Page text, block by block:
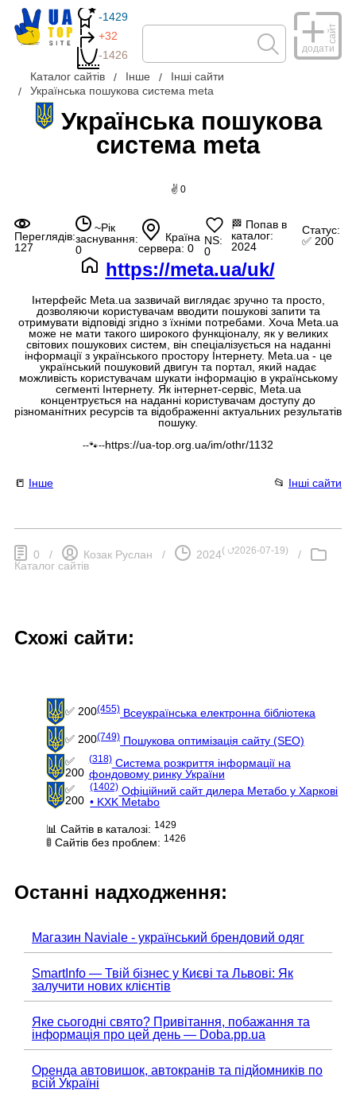
-1429
+32
-1426
додати
сайт
Каталог сайтів Інше
Інші сайти
Українська пошукова система meta
Українська пошукова
система meta
✌ 0
Переглядів:
127
~Рік
заснування:
0
Країна
сервера: 0
NS:
0
🏁 Попав в
каталог:
2024
Статус:
✅ 200
https://meta.ua/uk/
Інтерфейс Meta.ua зазвичай виглядає зручно та просто,
дозволяючи користувачам вводити пошукові запити та
отримувати відповіді згідно з їхніми потребами. Хоча Meta.ua
може не мати такого широкого функціоналу, як у великих
світових пошукових систем, він спеціалізується на наданні
інформації з українського простору Інтернету. Meta.ua - це
український пошуковий двигун та портал, який надає
можливість користувачам шукати інформацію в українському
сегменті Інтернету. Як інтернет-сервіс, Meta.ua
концентрується на наданні користувачам доступу до
різноманітних ресурсів та відображенні актуальних результатів
пошуку.
--🐾--https://ua-top.org.ua/im/othr/1132
📒 Інше 📂 Інші сайти
0 / Козак Руслан / 2024( ⮍2026-07-19)
/
Каталог сайтів
Схожі сайти:
✅ 200(455) Всеукраїнська електронна бібліотека
✅ 200(749) Пошукова оптимізація сайту (SEO)
✅
200
(318)Система розкриття інформації на
фондовому ринку України
✅
200
(1402)Офіційний сайт дилера Метабо у Харкові
• KXK Metabo
📊 Сайтів в каталозі: 1429
🚦 Сайтів без проблем: 1426
Останні надходження:
Магазин Naviale - український брендовий одяг
SmartInfo — Твій бізнес у Києві та Львові: Як
залучити нових клієнтів
Яке сьогодні свято? Привітання, побажання та
інформація про цей день — Doba.pp.ua
Оренда автовишок, автокранів та підйомників по
всій Україні